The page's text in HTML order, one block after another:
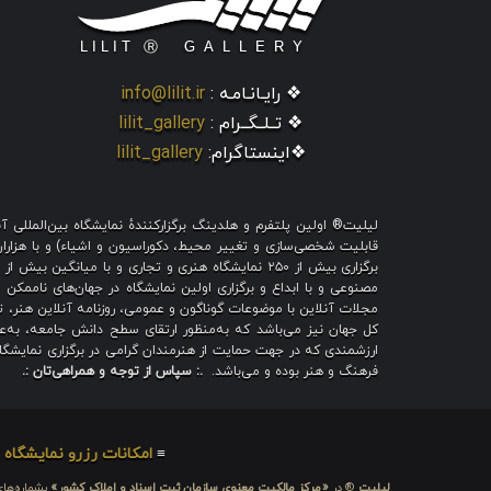
❖ رایـانـامـه : info@lilit.ir
❖ تــلــگــرام : lilit_gallery
❖اینستاگرام: lilit_gallery
لیلیت® اولین پلتفرم و هلدینگ برگزارکنندهٔ نمایشگاه
قابلیت شخصی‌سازی و تغییر محیط، دکوراسیون و اشیاء) و با
برگزاری بیش از ۲۵۰ نمایشگاه هنری و تجاری و با
مصنوعی و با ابداع و برگزاری اولین نمایشگاه در جهان‌های
مجلات آنلاین با موضوعات گوناگون و عمومی، روزنامه آنلاین
کل جهان نیز می‌باشد که به‌منظور ارتقای سطح دانش جامعه،
ارزشمندی که در جهت حمایت از هنرمندان گرامی در برگزاری
فرهنگ و هنر بوده و می‌باشد. .: سپاس از توجه و همراهی‌تان :.
≡امکانات رزرو نمایشگاه